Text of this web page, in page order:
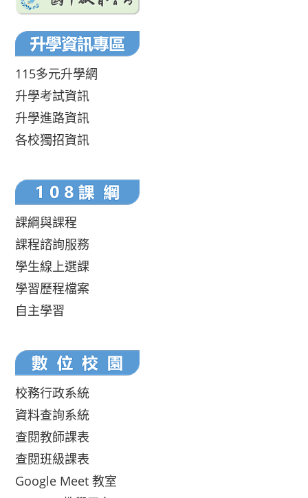
115多元升學網
升學考試資訊
升學進路資訊
各校獨招資訊
課綱與課程
課程諮詢服務
學生線上選課
學習歷程檔案
自主學習
校務行政系統
資料查詢系統
查閱教師課表
查閱班級課表
Google Meet 教室